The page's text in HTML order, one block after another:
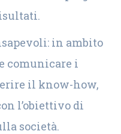
in ambito
comunicare i
il know-how,
l’obiettivo di
società.